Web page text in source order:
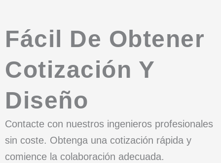
Fácil De Obtener
Cotización Y
Diseño
Contacte con nuestros ingenieros profesionales
sin coste. Obtenga una cotización rápida y
comience la colaboración adecuada.